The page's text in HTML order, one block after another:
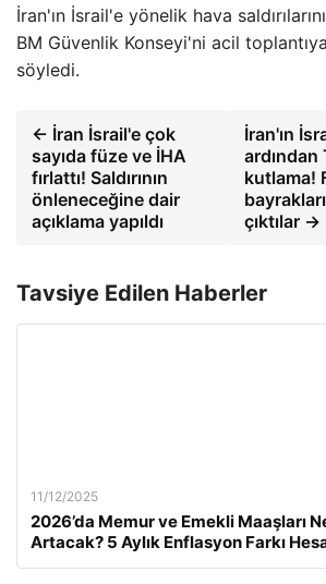
İran'ın İsrail'e yönelik hava
BM Güvenlik Konseyi'ni acil toplantıya
söyledi.
← İran İsrail'e çok
sayıda füze ve İHA
fırlattı! Saldırının
önleneceğine dair
açıklama yapıldı
İran'ın
ardından
kutlama!
çıktılar →
Tavsiye Edilen Haberler
11/12/2025
2026’da Memur ve Emekli Maaşları
Artacak? 5 Aylık Enflasyon Farkı